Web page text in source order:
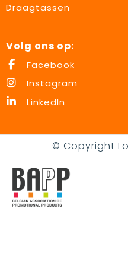
Draagtassen
Volg ons op:
Facebook
Instagram
LinkedIn
© Copyright